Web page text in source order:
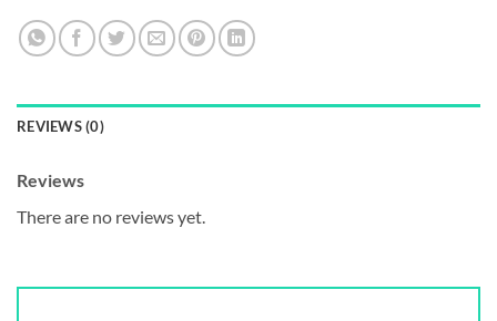
REVIEWS (0)
Reviews
There are no reviews yet.